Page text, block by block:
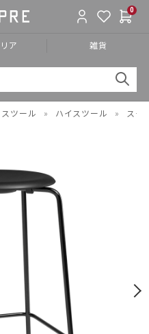
0
ア 雑貨
スツール » ハイスツール » スチ